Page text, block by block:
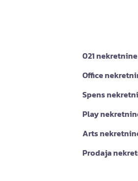
021 nekretnine
Office
Spens
Play
Arts
Prodaja